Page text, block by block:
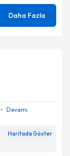
Daha Fazla
Devamı
Haritada Göster